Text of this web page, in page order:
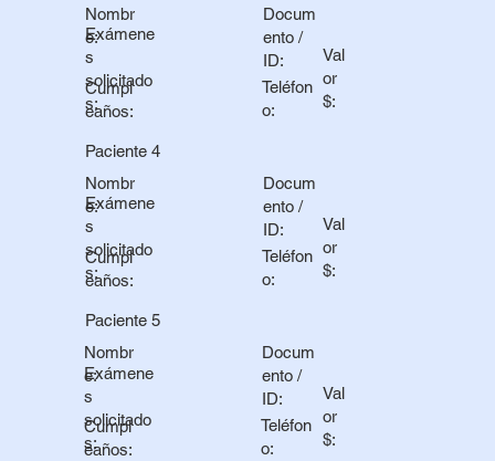
Nombr
e:
Docum
ento /
ID:
Cumpl
eaños:
Teléfon
o:
Exámene
s
solicitado
s:
Val
or
$:
Paciente 4
Nombr
e:
Docum
ento /
ID:
Cumpl
eaños:
Teléfon
o:
Exámene
s
solicitado
s:
Val
or
$:
Paciente 5
Nombr
e:
Docum
ento /
ID:
Cumpl
eaños:
Teléfon
o:
Exámene
s
solicitado
s:
Val
or
$: